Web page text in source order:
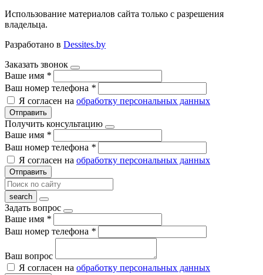
Использование материалов сайта только с разрешения
владельца.
Разработано в Dessites.by
Заказать звонок
Ваше имя *
Ваш номер телефона *
Я согласен на обработку персональных данных
Отправить
Получить консультацию
Ваше имя *
Ваш номер телефона *
Я согласен на обработку персональных данных
Отправить
Задать вопрос
Ваше имя *
Ваш номер телефона *
Ваш вопрос
Я согласен на обработку персональных данных